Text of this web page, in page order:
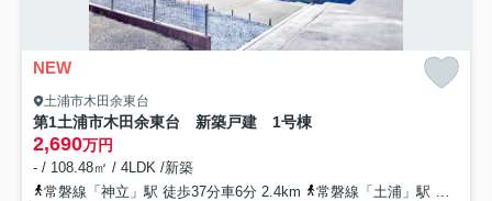
NEW
土浦市木田余東台
第1土浦市木田余東台 新築戸建 1号棟
2,690万円
- / 108.48㎡ / 4LDK /新築
常磐線「神立」駅 徒歩37分車6分 2.4km
常磐線「土浦」駅 徒歩51分